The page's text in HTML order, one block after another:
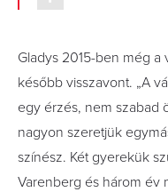
Gladys 2015-ben még a
később visszavont. „A
egy érzés, nem szabad
nagyon szeretjük
színész. Két gyerekük
Varenberg és három év